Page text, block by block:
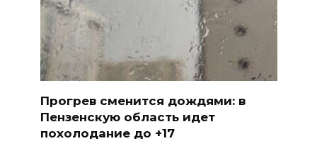
Прогрев сменится дождями: в
Пензенскую область идет
похолодание до +17